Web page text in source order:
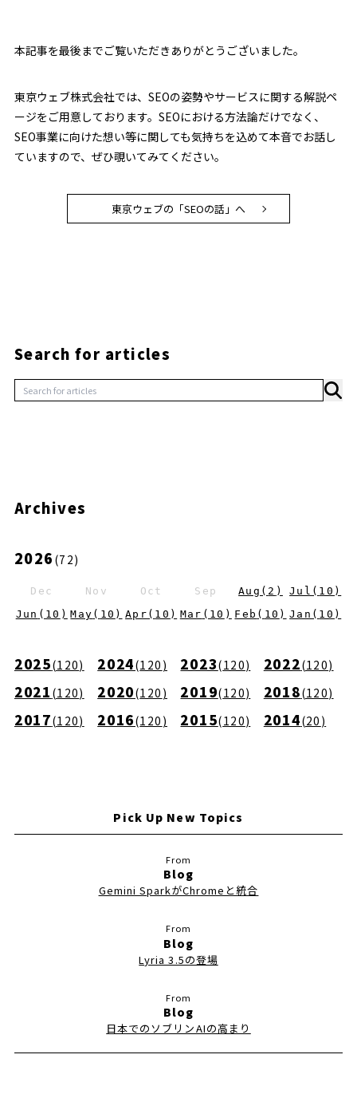
本記事を最後までご覧いただきありがとうございました。
東京ウェブ株式会社では、SEOの姿勢やサービスに関する解説ペ
ージをご用意しております。SEOにおける方法論だけでなく、
SEO事業に向けた想い等に関しても気持ちを込めて本音でお話し
ていますので、ぜひ覗いてみてください。
東京ウェブの「SEOの話」へ
Search for articles
Archives
2026 (72)
Dec Nov Oct Sep Aug ( 2 ) Jul ( 10 )
Jun ( 10 ) May ( 10 ) Apr ( 10 ) Mar ( 10 ) Feb ( 10 ) Jan ( 10 )
2025(120) 2024(120 ) 2023(120) 2022(120)
2021 (120) 2020(120 ) 2019(120) 2018(120)
2017(120) 2016(120 ) 2015(120) 2014(20 )
Pick Up New Topics
Blog
Gemini SparkがChromeと統合
Blog
Lyria 3.5の登場
Blog
日本でのソブリンAIの高まり